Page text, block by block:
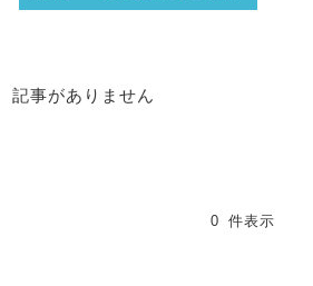
記事がありません
0 件表示